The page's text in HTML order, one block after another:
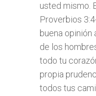
usted mismo.
Proverbios
buena opinión
de los
todo tu
propia
todos tus